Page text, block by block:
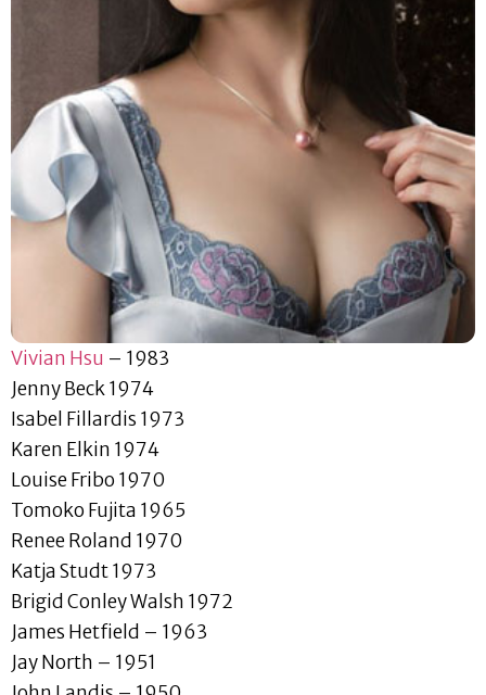
Vivian Hsu – 1983
Jenny Beck 1974
Isabel Fillardis 1973
Karen Elkin 1974
Louise Fribo 1970
Tomoko Fujita 1965
Renee Roland 1970
Katja Studt 1973
Brigid Conley Walsh 1972
James Hetfield – 1963
Jay North – 1951